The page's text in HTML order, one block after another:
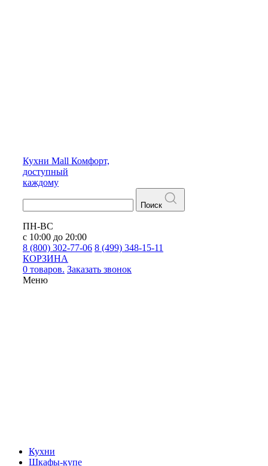
Кухни Mall Комфорт,
доступный
каждому
Поиск
ПН-ВС
с 10:00 до 20:00
8 (800) 302-77-06 8 (499) 348-15-11
КОРЗИНА
0 товаров. Заказать звонок
Меню
Кухни
Шкафы-купе